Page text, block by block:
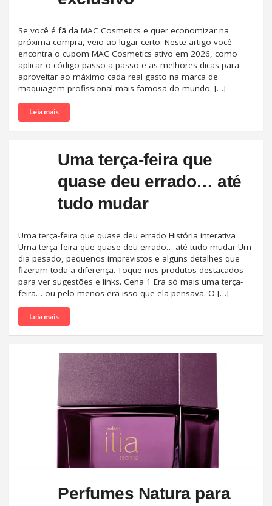
Se você é fã da MAC Cosmetics e quer economizar na
próxima compra, veio ao lugar certo. Neste artigo você
encontra o cupom MAC Cosmetics ativo em 2026, como
aplicar o código passo a passo e as melhores dicas para
aproveitar ao máximo cada real gasto na marca de
maquiagem profissional mais famosa do mundo. […]
Leia mais
Uma terça-feira que
quase deu errado… até
tudo mudar
Uma terça-feira que quase deu errado História interativa
Uma terça-feira que quase deu errado… até tudo mudar Um
dia pesado, pequenos imprevistos e alguns detalhes que
fizeram toda a diferença. Toque nos produtos destacados
para ver sugestões e links. Cena 1 Era só mais uma terça-
feira… ou pelo menos era isso que ela pensava. O […]
Leia mais
Perfumes Natura para